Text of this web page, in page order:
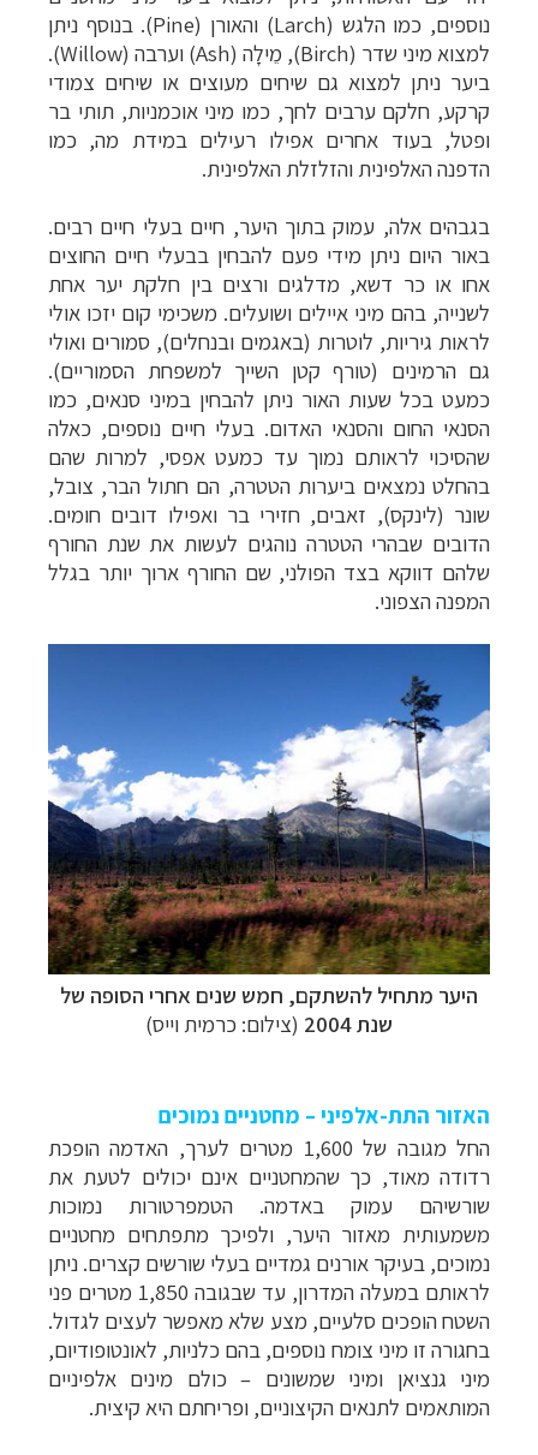
נוספים, כמו הלגש (Larch) והאורן (Pine). בנוסף ניתן
למצוא מיני שדר (Birch), מֵילָה (Ash) וערבה (Willow
).
ביער ניתן למצוא גם שיחים מעוצים או שיחים צמודי
קרקע, חלקם ערבים לחך, כמו מיני אוכמניות, תותי בר
ופטל, בעוד אחרים אפילו רעילים במידת מה, כמו
הדפנה האלפינית והזלזלת האלפינית.
בגבהים אלה, עמוק בתוך היער, חיים בעלי חיים רבים.
באור היום ניתן מידי פעם להבחין בבעלי חיים החוצים
אחו או כר דשא, מדלגים ורצים בין חלקת יער אחת
לשנייה, בהם מיני איילים ושועלים. משכימי קום יזכו אולי
לראות גיריות, לוטרות (באגמים ובנחלים), סמורים ואולי
גם הרמינים (טורף קטן השייך למשפחת הסמוריים).
כמעט בכל שעות האור ניתן להבחין במיני סנאים, כמו
הסנאי החום והסנאי האדום. בעלי חיים נוספים, כאלה
שהסיכוי לראותם נמוך עד כמעט אפסי, למרות שהם
בהחלט נמצאים ביערות הטטרה, הם חתול הבר, צובל,
שונר (לינקס), זאבים, חזירי בר ואפילו דובים חומים.
הדובים שבהרי הטטרה נוהגים לעשות את שנת החורף
שלהם דווקא בצד הפולני, שם החורף ארוך יותר בגלל
המפנה הצפוני.
היער מתחיל להשתקם, חמש שנים אחרי הסופה של
שנת 2004
(צילום: כרמית וייס)
האזור התת-אלפיני – מחטניים נמוכים
החל מגובה של 1,600 מטרים לערך, האדמה הופכת
רדודה מאוד, כך שהמחטניים אינם יכולים לטעת את
שורשיהם עמוק באדמה. הטמפרטורות נמוכות
משמעותית מאזור היער, ולפיכך מתפתחים מחטניים
נמוכים, בעיקר אורנים גמדיים בעלי שורשים קצרים. ניתן
לראותם במעלה המדרון, עד שבגובה 1,850 מטרים פני
השטח הופכים סלעיים, מצע שלא מאפשר לעצים לגדול.
בחגורה זו מיני צומח נוספים, בהם כלניות, לאונטופודיום,
מיני גנציאן ומיני שמשונים – כולם מינים אלפיניים
המותאמים לתנאים הקיצוניים, ופריחתם היא קיצית.